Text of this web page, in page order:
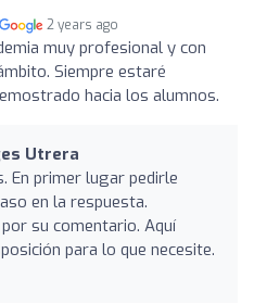
2 years ago
muy profesional y con
Siempre estaré
hacia los alumnos.
Utrera
En primer lugar pedirle
en la respuesta.
su comentario. Aquí
para lo que necesite.